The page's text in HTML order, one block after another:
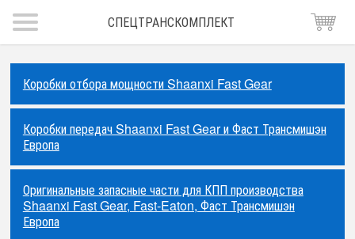
СПЕЦТРАНСКОМПЛЕКТ
Коробки отбора мощности Shaanxi Fast Gear
Коробки передач Shaanxi Fast Gear и Фаст Трансмишэн
Европа
Оригинальные запасные части для КПП производства
Shaanxi Fast Gear, Fast-Eaton, Фаст Трансмишэн
Европа